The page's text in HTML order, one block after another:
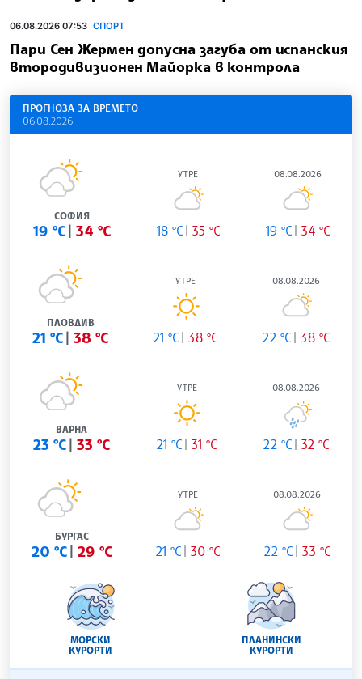
06.08.2026 07:53 СПОРТ
Пари Сен Жермен допусна загуба от испанския
втородивизионен Майорка в контрола
ПРОГНОЗА ЗА ВРЕМЕТО
06.08.2026
СОФИЯ
19 °C 34 °C
УТРЕ
18 °C 35 °C
08.08.2026
19 °C 34 °C
ПЛОВДИВ
21 °C 38 °C
УТРЕ
21 °C 38 °C
08.08.2026
22 °C 38 °C
ВАРНА
23 °C 33 °C
УТРЕ
21 °C 31 °C
08.08.2026
22 °C 32 °C
БУРГАС
20 °C 29 °C
УТРЕ
21 °C 30 °C
08.08.2026
22 °C 33 °C
МОРСКИ
КУРОРТИ
ПЛАНИНСКИ
КУРОРТИ